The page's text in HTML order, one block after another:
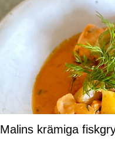
Malins krämiga